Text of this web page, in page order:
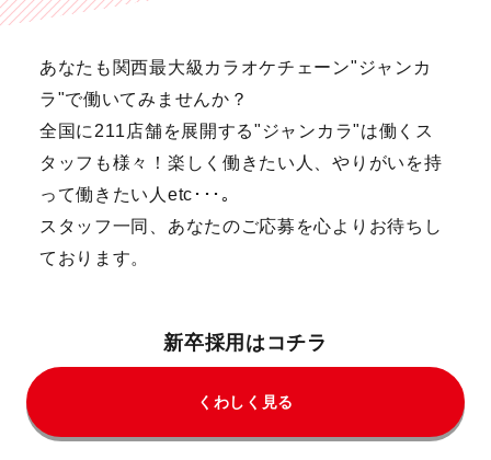
あなたも関西最大級カラオケチェーン"ジャンカ
ラ"で働いてみませんか？
全国に211店舗を展開する"ジャンカラ"は働くス
タッフも様々！楽しく働きたい人、やりがいを持
って働きたい人etc･･･。
スタッフ一同、あなたのご応募を心よりお待ちし
ております。
新卒採用はコチラ
くわしく見る